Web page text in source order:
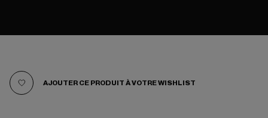
AJOUTER CE PRODUIT À VOTRE WISHLIST